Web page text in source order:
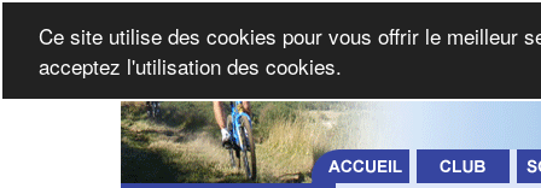
Ce site utilise des cookies pour vous offrir le meilleur
acceptez l'utilisation des cookies.